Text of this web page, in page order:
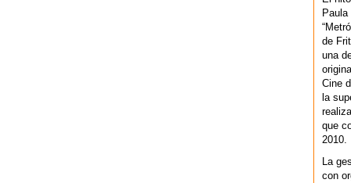
de
una
Cine
la
que
2010.
La
con